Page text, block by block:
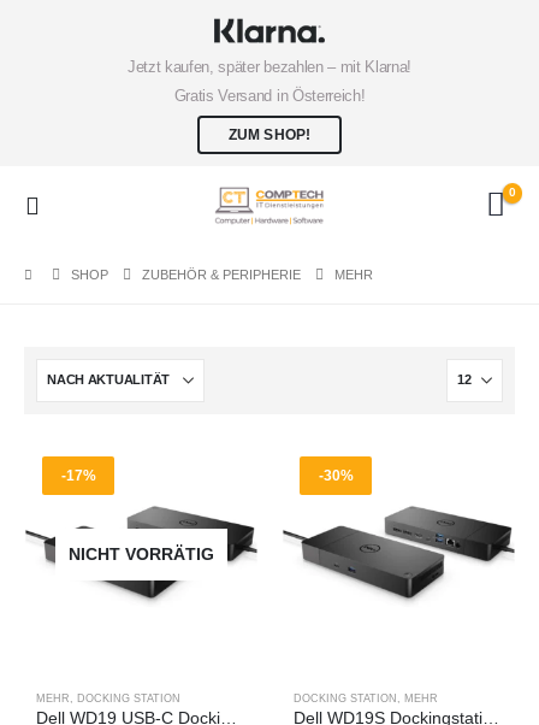
Jetzt kaufen, später bezahlen – mit Klarna!
Gratis Versand in Österreich!
ZUM SHOP!
0
SHOP ZUBEHÖR & PERIPHERIE MEHR
-17%
NICHT VORRÄTIG
MEHR DOCKING STATION
-30%
DOCKING STATION MEHR